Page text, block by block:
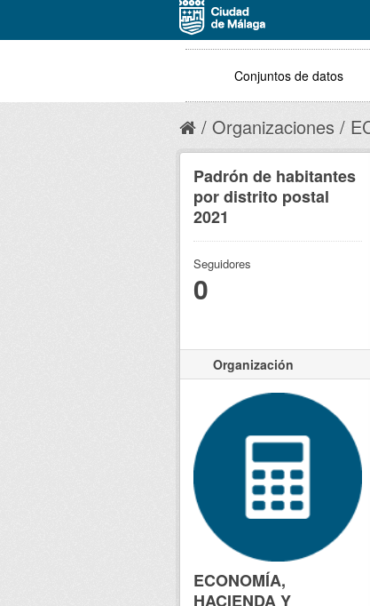
Conjuntos de datos
Organizaciones
Padrón de habitantes
por distrito postal
2021
Seguidores
0
Organización
ECONOMÍA,
HACIENDA Y